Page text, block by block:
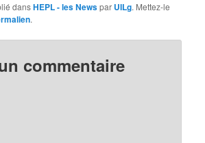
dansHEPL - les Newspar UILg. Mettez-le
.
commentaire